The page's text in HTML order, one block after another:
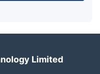
Limited